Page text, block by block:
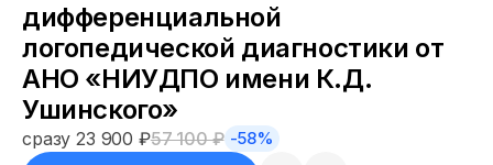
дифференциальной
логопедической диагностики от
АНО «НИУДПО имени К.Д.
Ушинского»
сразу 23 900 ₽57 100 ₽ -58%